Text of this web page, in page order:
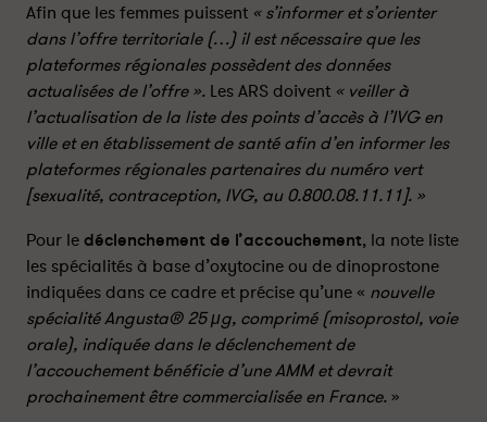
-
P
a
r
t
a
g
r
s
r
l
i
n
k
e
-
P
a
r
t
a
g
e
r
s
u
r
f
a
c
e
b
Afin que les femmes puissent « s’informer et s’orienter
dans l’offre territoriale (…) il est nécessaire que les
plateformes régionales possèdent des données
actualisées de l’offre ». Les ARS doivent « veiller à
l’actualisation de la liste des points d’accès à l’IVG en
ville et en établissement de santé afin d’en informer les
plateformes régionales partenaires du numéro vert
[sexualité, contraception, IVG, au 0.800.08.11.11]. »
Pour le déclenchement de l’accouchement, la note liste
les spécialités à base d’oxytocine ou de dinoprostone
indiquées dans ce cadre et précise qu’une « nouvelle
spécialité Angusta® 25 μg, comprimé (misoprostol, voie
orale), indiquée dans le déclenchement de
l’accouchement bénéficie d’une AMM et devrait
prochainement être commercialisée en France.»